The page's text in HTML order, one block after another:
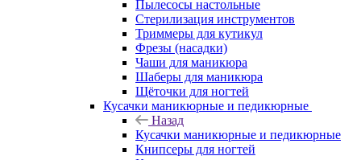
Пылесосы настольные
Стерилизация инструментов
Триммеры для кутикул
Фрезы (насадки)
Чаши для маникюра
Шаберы для маникюра
Щёточки для ногтей
Кусачки маникюрные и педикюрные
Назад
Кусачки маникюрные и педикюрные
Книпсеры для ногтей